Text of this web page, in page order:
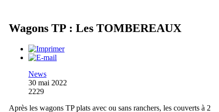
Wagons TP : Les TOMBEREAUX
News
30 mai 2022
2229
Après les wagons TP plats avec ou sans ranchers, les couverts à 2